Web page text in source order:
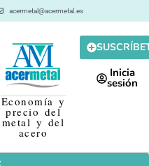
acermetal@acermetal.es
Economía y
precio del
metal y del
acero
Inicia
sesión